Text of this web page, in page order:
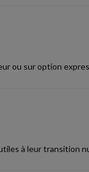
ou sur option
à leur transition